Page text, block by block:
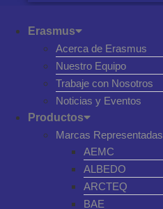
Erasmus
Acerca de Erasmus
Nuestro Equipo
Trabaje con Nosotros
Noticias y Eventos
Productos
Marcas Representadas
AEMC
ALBEDO
ARCTEQ
BAE